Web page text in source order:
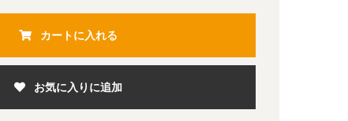
カートに入れる
お気に入りに追加